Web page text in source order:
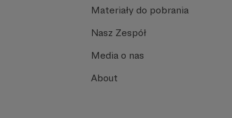
Materiały do pobrania
Nasz Zespół
Media o nas
About